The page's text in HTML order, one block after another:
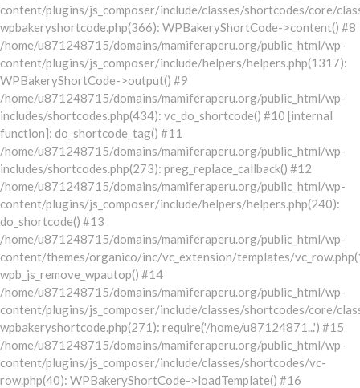
content/plugins/js_composer/include/classes/shortcodes/core/
wpbakeryshortcode.php(366): WPBakeryShortCode->content() #8
/home/u871248715/domains/mamiferaperu.org/public_html/wp-
content/plugins/js_composer/include/helpers/helpers.php(1317):
WPBakeryShortCode->output() #9
/home/u871248715/domains/mamiferaperu.org/public_html/wp-
includes/shortcodes.php(434): vc_do_shortcode() #10 [internal
function]: do_shortcode_tag() #11
/home/u871248715/domains/mamiferaperu.org/public_html/wp-
includes/shortcodes.php(273): preg_replace_callback() #12
/home/u871248715/domains/mamiferaperu.org/public_html/wp-
content/plugins/js_composer/include/helpers/helpers.php(240):
do_shortcode() #13
/home/u871248715/domains/mamiferaperu.org/public_html/wp-
content/themes/organico/inc/vc_extension/templates/
wpb_js_remove_wpautop() #14
/home/u871248715/domains/mamiferaperu.org/public_html/wp-
content/plugins/js_composer/include/classes/shortcodes/core/
wpbakeryshortcode.php(271): require('/home/u87124871...') #15
/home/u871248715/domains/mamiferaperu.org/public_html/wp-
content/plugins/js_composer/include/classes/shortcodes/vc-
row.php(40): WPBakeryShortCode->loadTemplate() #16